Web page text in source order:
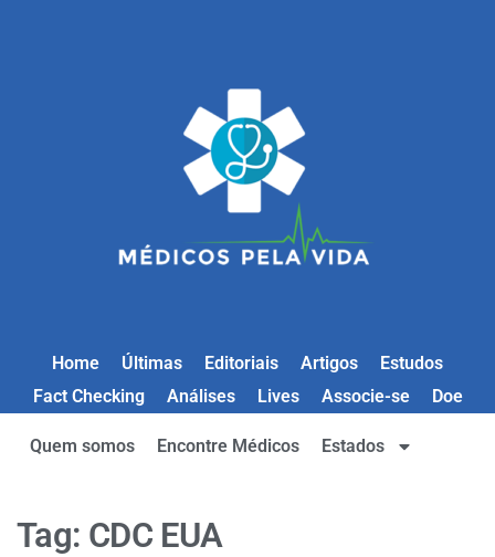
Home Últimas Editoriais Artigos
Estudos
Fact Checking
Análises Lives Associe-se Doe
Quem somos Encontre Médicos Estados
Tag: CDC EUA